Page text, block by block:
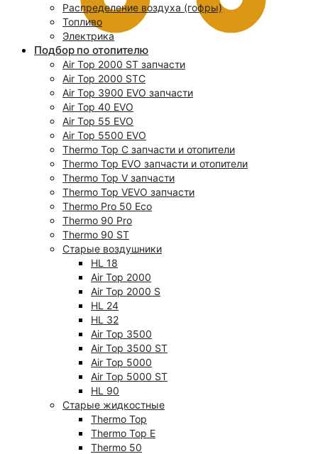
Распределение воздуха (гофры)
Топливо
Электрика
Подбор по отопителю
Air Top 2000 ST запчасти
Air Top 2000 STC
Air Top 3900 EVO запчасти
Air Top 40 EVO
Air Top 55 EVO
Air Top 5500 EVO
Thermo Top C запчасти и отопители
Thermo Top EVO запчасти и отопители
Thermo Top V запчасти
Thermo Top VEVO запчасти
Thermo Pro 50 Eco
Thermo 90 Pro
Thermo 90 ST
Старые воздушники
HL 18
Air Top 2000
Air Top 2000 S
HL 24
HL 32
Air Top 3500
Air Top 3500 ST
Air Top 5000
Air Top 5000 ST
HL 90
Старые жидкостные
Thermo Top
Thermo Top E
Thermo 50